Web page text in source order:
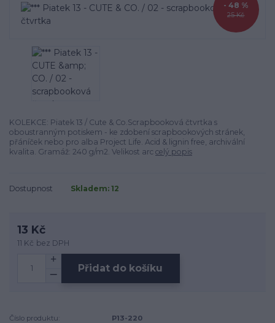
25 Kč
- 48 %
KOLEKCE: Piatek 13 / Cute & Co.Scrapbooková čtvrtka s
oboustranným potiskem - ke zdobení scrapbookových stránek,
přáníček nebo pro alba Project Life. Acid & lignin free, archivální
kvalita. Gramáž: 240 g/m2. Velikost arc celý popis
Dostupnost Skladem: 12
13 Kč
11 Kč bez DPH
Přidat do košíku
Číslo produktu:
P13-220